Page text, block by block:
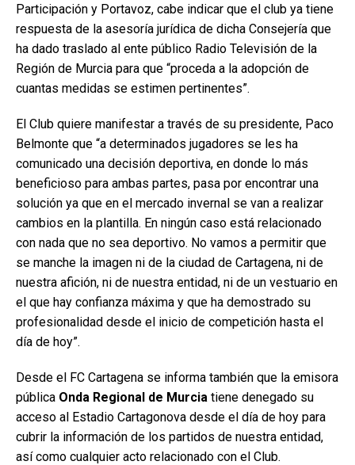
Participación y Portavoz, cabe indicar que el club ya tiene
respuesta de la asesoría jurídica de dicha Consejería que
ha dado traslado al ente público Radio Televisión de la
Región de Murcia para que “proceda a la adopción de
cuantas medidas se estimen pertinentes”.
El Club quiere manifestar a través de su presidente, Paco
Belmonte que “a determinados jugadores se les ha
comunicado una decisión deportiva, en donde lo más
beneficioso para ambas partes, pasa por encontrar una
solución ya que en el mercado invernal se van a realizar
cambios en la plantilla. En ningún caso está relacionado
con nada que no sea deportivo. No vamos a permitir que
se manche la imagen ni de la ciudad de Cartagena, ni de
nuestra afición, ni de nuestra entidad, ni de un vestuario en
el que hay confianza máxima y que ha demostrado su
profesionalidad desde el inicio de competición hasta el
día de hoy”.
Desde el FC Cartagena se informa también que la emisora
pública Onda Regional de Murcia tiene denegado su
acceso al Estadio Cartagonova desde el día de hoy para
cubrir la información de los partidos de nuestra entidad,
así como cualquier acto relacionado con el Club.